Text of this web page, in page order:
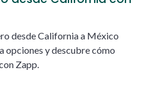
desde California a México
opciones y descubre cómo
Zapp.